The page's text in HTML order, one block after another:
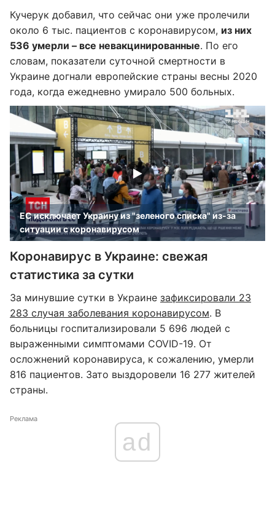
Кучерук добавил, что сейчас они уже пролечили
около 6 тыс. пациентов с коронавирусом, из них
536 умерли – все невакцинированные. По его
словам, показатели суточной смертности в
Украине догнали европейские страны весны 2020
года, когда ежедневно умирало 500 больных.
ЕС исключает Украину из "зеленого списка" из-за
ситуации с коронавирусом
Коронавирус в Украине: свежая
статистика за сутки
За минувшие сутки в Украине зафиксировали 23
283 случая заболевания коронавирусом. В
больницы госпитализировали 5 696 людей с
выраженными симптомами COVID-19. От
осложнений коронавируса, к сожалению, умерли
816 пациентов. Зато выздоровели 16 277 жителей
страны.
Реклама
ad